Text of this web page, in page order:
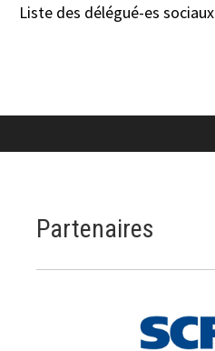
Liste des délégué-es sociaux
Partenaires